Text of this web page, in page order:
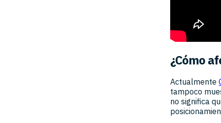
¿Cómo
Actualmente
tampoco
no significa